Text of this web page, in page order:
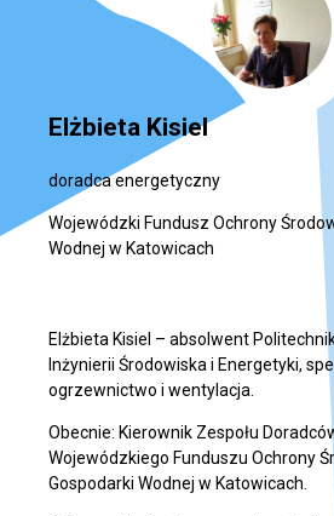
Elżbieta Kisiel
doradca energetyczny
Wojewódzki Fundusz Ochrony
Wodnej w Katowicach
Elżbieta Kisiel – absolwent
Inżynierii Środowiska i Energetyki,
ogrzewnictwo i wentylacja.
Obecnie: Kierownik Zespołu
Wojewódzkiego Funduszu Ochrony
Gospodarki Wodnej w Katowicach.